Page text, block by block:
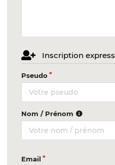
Inscription express
Pseudo
Nom / Prénom
Email